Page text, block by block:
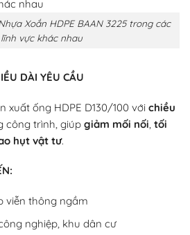
Xoắn HDPE BAAN 3225 trong các
lĩnh vực khác nhau
DÀI YÊU CẦU
xuất ống HDPE D130/100 với chiều
công trình, giúp giảm mối nối, tối
hụt vật tư.
viễn thông ngầm
nghiệp, khu dân cư